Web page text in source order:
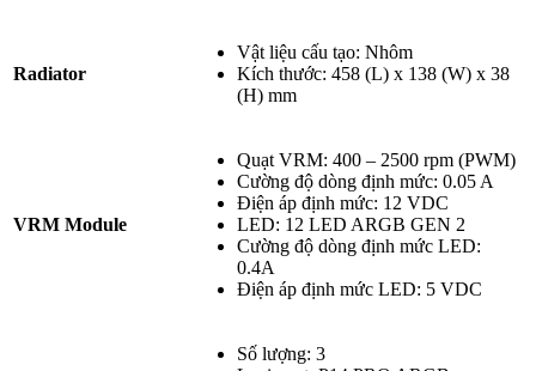
Radiator
Vật liệu cấu tạo: Nhôm
Kích thước: 458 (L) x 138 (W) x 38
(H) mm
VRM Module
Quạt VRM: 400 – 2500 rpm (PWM)
Cường độ dòng định mức: 0.05 A
Điện áp định mức: 12 VDC
LED: 12 LED ARGB GEN 2
Cường độ dòng định mức LED:
0.4A
Điện áp định mức LED: 5 VDC
Số lượng: 3